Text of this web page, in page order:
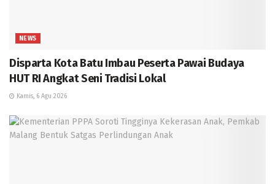
NEWS
Disparta Kota Batu Imbau Peserta Pawai Budaya
HUT RI Angkat Seni Tradisi Lokal
Kamis, 6 Agu 2026